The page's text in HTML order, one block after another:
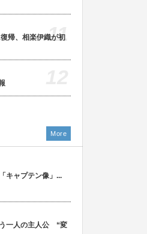
帰、相楽伊織が初
11
キャプテン像」...
一人の主人公 “変
More